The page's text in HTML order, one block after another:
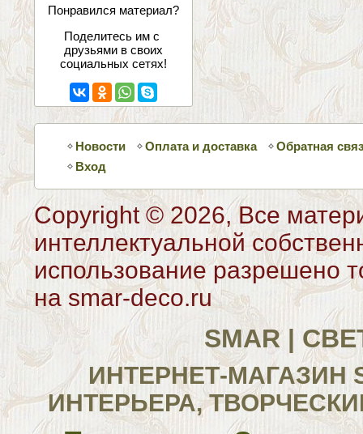
соцсетях
Понравился материал?
Поделитесь им с
друзьями в своих
социальных сетях!
Новости Оплата и доставка
Обратная
Вход
Copyright © 2026, Все
интеллектуальной
использование разрешено
на smar-deco.ru
SMAR |
ИНТЕРНЕТ-МАГАЗИН
ИНТЕРЬЕРА,